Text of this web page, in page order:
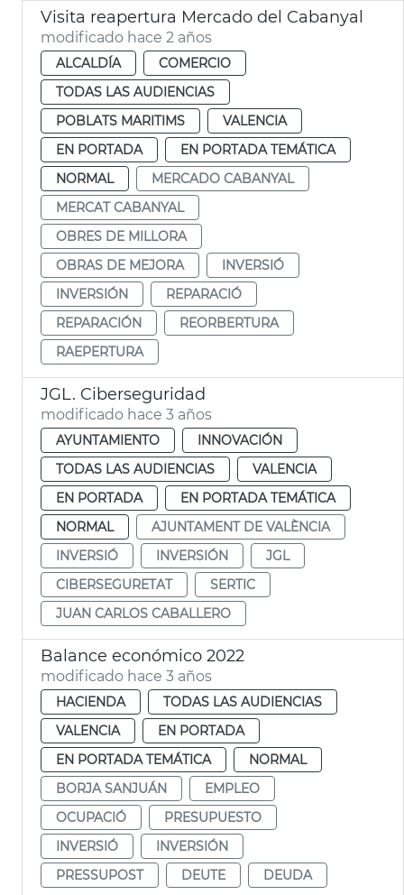
Visita reapertura Mercado del Cabanyal
modificado hace 2 años
ALCALDÍA
COMERCIO
TODAS LAS AUDIENCIAS
POBLATS MARITIMS
VALENCIA
EN PORTADA
EN PORTADA TEMÁTICA
NORMAL
MERCADO CABANYAL
MERCAT CABANYAL
OBRES DE MILLORA
OBRAS DE MEJORA
INVERSIÓ
INVERSIÓN
REPARACIÓ
REPARACIÓN
REORBERTURA
RAEPERTURA
JGL. Ciberseguridad
modificado hace 3 años
AYUNTAMIENTO
INNOVACIÓN
TODAS LAS AUDIENCIAS
VALENCIA
EN PORTADA
EN PORTADA TEMÁTICA
NORMAL
AJUNTAMENT DE VALÈNCIA
INVERSIÓ
INVERSIÓN
JGL
CIBERSEGURETAT
SERTIC
JUAN CARLOS CABALLERO
Balance económico 2022
modificado hace 3 años
HACIENDA
TODAS LAS AUDIENCIAS
VALENCIA
EN PORTADA
EN PORTADA TEMÁTICA
NORMAL
BORJA SANJUÁN
EMPLEO
OCUPACIÓ
PRESUPUESTO
INVERSIÓ
INVERSIÓN
PRESSUPOST
DEUTE DEUDA